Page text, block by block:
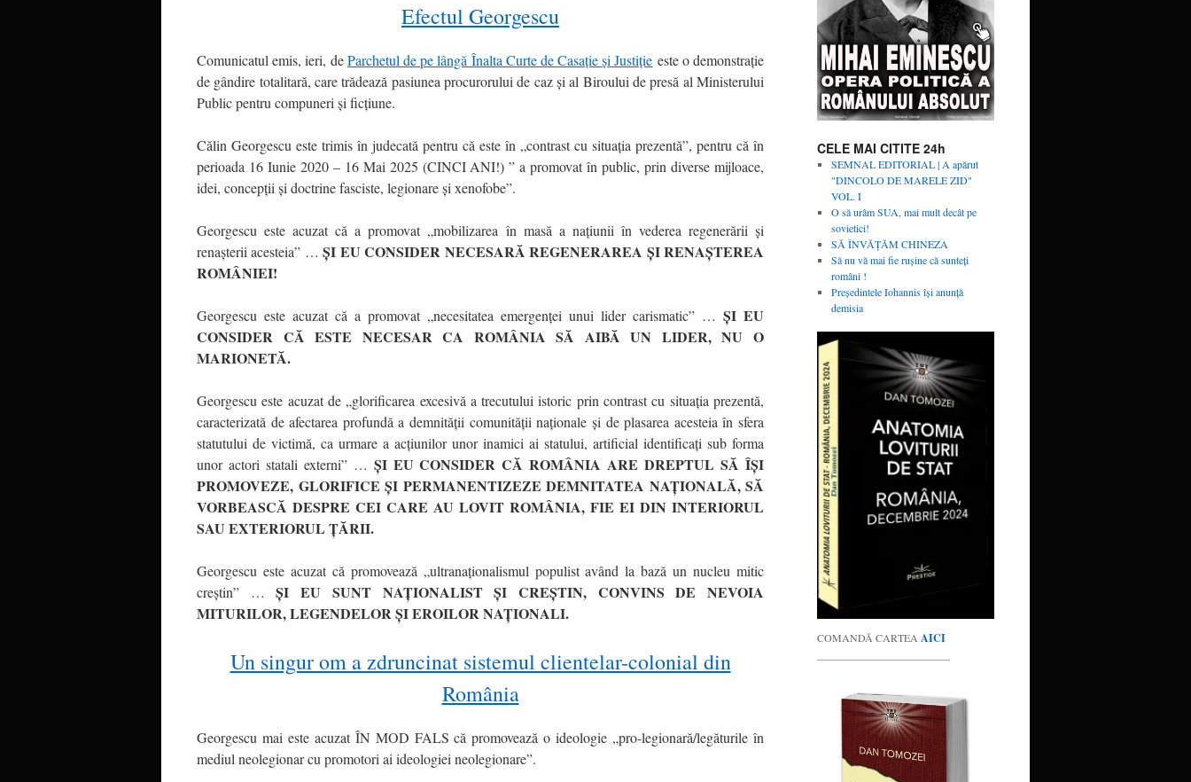
Efectul Georgescu
Comunicatul emis, ieri, deParchetul de pe lângă Înalta Curte de Casaţie şi Justiţie este o demonstrație
de gândire totalitară, care trădează pasiunea procurorului de caz și al Biroului de presă al Ministerului
Public pentru compuneri și ficțiune.
Călin Georgescu este trimis în judecată pentru că este în „contrast cu situația prezentă”, pentru că în
perioada 16 Iunie 2020 – 16 Mai 2025 (CINCI ANI!) ” a promovat în public, prin diverse mijloace,
idei, concepţii și doctrine fasciste, legionare și xenofobe”.
Georgescu este acuzat că a promovat „mobilizarea în masă a națiunii în vederea regenerării și
renașterii acesteia” …ȘI EU CONSIDER NECESARĂ REGENERAREA ȘI RENAȘTEREA
ROMÂNIEI!
Georgescu este acuzat că a promovat „necesitatea emergenței unui lider carismatic” … ȘI EU
CONSIDER CĂ ESTE NECESAR CA ROMÂNIA SĂ AIBĂ UN LIDER, NU O
MARIONETĂ.
Georgescu este acuzat de „glorificarea excesivă a trecutului istoric prin contrast cu situația prezentă,
caracterizată de afectarea profundă a demnității comunității naționale și de plasarea acesteia în sfera
statutului de victimă, ca urmare a acțiunilor unor inamici ai statului, artificial identificați sub forma
unor actori statali externi” … ȘI EU CONSIDER CĂ ROMÂNIA ARE DREPTUL SĂ ÎȘI
PROMOVEZE, GLORIFICE ȘI PERMANENTIZEZE DEMNITATEA NAȚIONALĂ, SĂ
VORBEASCĂ DESPRE CEI CARE AU LOVIT ROMÂNIA, FIE EI DIN INTERIORUL
SAU EXTERIORUL ȚĂRII.
Georgescu este acuzat că promovează „ultranaționalismul populist având la bază un nucleu mitic
creștin” …ȘI EU SUNT NAȚIONALIST ȘI CREȘTIN, CONVINS DE NEVOIA
MITURILOR, LEGENDELOR ȘI EROILOR NAȚIONALI.
Un singur om a zdruncinat sistemul clientelar-colonial din
România
Georgescu mai este acuzat ÎN MOD FALS că promovează o ideologie „pro-legionară/legăturile în
mediul neolegionar cu promotori ai ideologiei neolegionare”.
CELE MAI CITITE 24h
SEMNAL EDITORIAL | A apărut
"DINCOLO DE MARELE ZID"
VOL. I
O să urâm SUA, mai mult decât pe
sovietici!
SĂ ÎNVĂŢĂM CHINEZA
Să nu vă mai fie rușine că sunteți
români !
Președintele Iohannis își anunță
demisia
COMANDĂ CARTEA AICI